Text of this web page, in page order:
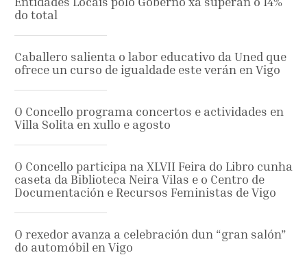
do total
Caballero salienta o labor educativo da Uned que
ofrece un curso de igualdade este verán en Vigo
O Concello programa concertos e actividades en
Villa Solita en xullo e agosto
O Concello participa na XLVII Feira do Libro cunha
caseta da Biblioteca Neira Vilas e o Centro de
Documentación e Recursos Feministas de Vigo
O rexedor avanza a celebración dun “gran salón”
do automóbil en Vigo